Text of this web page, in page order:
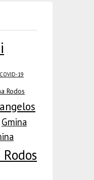
COVID-19
Rodos
Gmina